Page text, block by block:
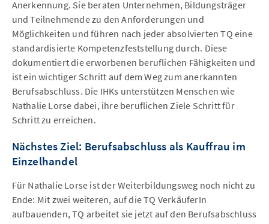
Anerkennung. Sie beraten Unternehmen, Bildungsträger
und Teilnehmende zu den Anforderungen und
Möglichkeiten und führen nach jeder absolvierten TQ eine
standardisierte Kompetenzfeststellung durch. Diese
dokumentiert die erworbenen beruflichen Fähigkeiten und
ist ein wichtiger Schritt auf dem Weg zum anerkannten
Berufsabschluss. Die IHKs unterstützen Menschen wie
Nathalie Lorse dabei, ihre beruflichen Ziele Schritt für
Schritt zu erreichen.
Nächstes Ziel: Berufsabschluss als Kauffrau im
Einzelhandel
Für Nathalie Lorse ist der Weiterbildungsweg noch nicht zu
Ende: Mit zwei weiteren, auf die TQ VerkäuferIn
aufbauenden, TQ arbeitet sie jetzt auf den Berufsabschluss